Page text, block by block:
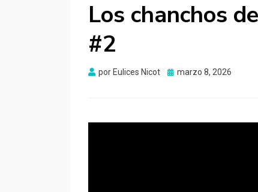
Los chanchos
#2
por Eulices Nicot
Publicado
marzo 8, 2026